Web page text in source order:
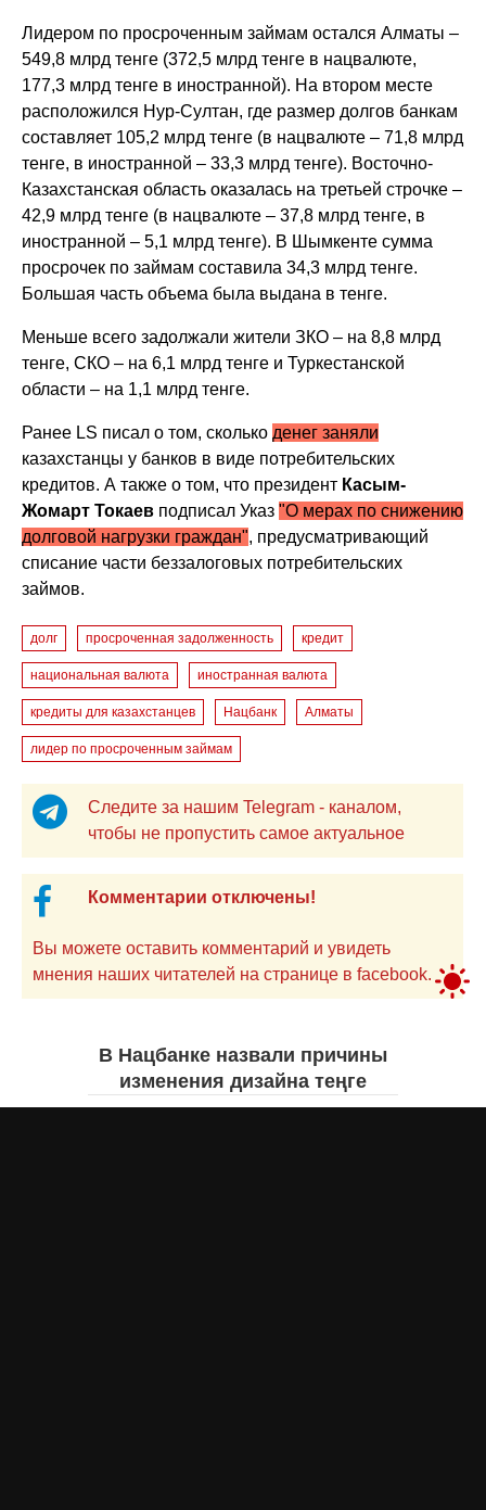
Лидером по просроченным займам остался Алматы –
549,8 млрд тенге (372,5 млрд тенге в нацвалюте,
177,3 млрд тенге в иностранной). На втором месте
расположился Нур-Султан, где размер долгов банкам
составляет 105,2 млрд тенге (в нацвалюте – 71,8 млрд
тенге, в иностранной – 33,3 млрд тенге). Восточно-
Казахстанская область оказалась на третьей строчке –
42,9 млрд тенге (в нацвалюте – 37,8 млрд тенге, в
иностранной – 5,1 млрд тенге). В Шымкенте сумма
просрочек по займам составила 34,3 млрд тенге.
Большая часть объема была выдана в тенге.
Меньше всего задолжали жители ЗКО – на 8,8 млрд
тенге, СКО – на 6,1 млрд тенге и Туркестанской
области – на 1,1 млрд тенге.
Ранее LS писал о том, сколько денег заняли
казахстанцы у банков в виде потребительских
кредитов. А также о том, что президент Касым-
Жомарт Токаев подписал Указ"О мерах по снижению
долговой нагрузки граждан", предусматривающий
списание части беззалоговых потребительских
займов.
долг просроченная задолженность кредит
национальная валюта иностранная валюта
кредиты для казахстанцев Нацбанк Алматы
лидер по просроченным займам
Следите за нашим Telegram - каналом,
чтобы не пропустить самое актуальное
Комментарии отключены!
Вы можете оставить комментарий и увидеть
мнения наших читателей на странице в facebook.
В Нацбанке назвали причины
изменения дизайна теңге